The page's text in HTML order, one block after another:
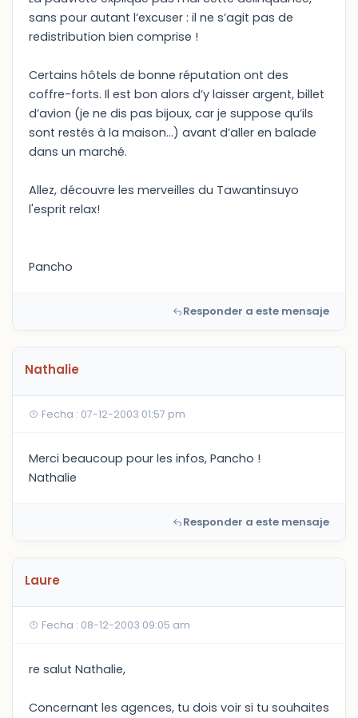
sans pour autant l’excuser : il ne s’agit pas de
redistribution bien comprise !
Certains hôtels de bonne réputation ont des
coffre-forts. Il est bon alors d’y laisser argent, billet
d’avion (je ne dis pas bijoux, car je suppose qu’ils
sont restés à la maison…) avant d’aller en balade
dans un marché.
Allez, découvre les merveilles du Tawantinsuyo
l'esprit relax!
Pancho
Responder a este mensaje
Nathalie
Fecha : 07-12-2003 01:57 pm
Merci beaucoup pour les infos, Pancho !
Nathalie
Responder a este mensaje
Laure
Fecha : 08-12-2003 09:05 am
re salut Nathalie,
Concernant les agences, tu dois voir si tu souhaites